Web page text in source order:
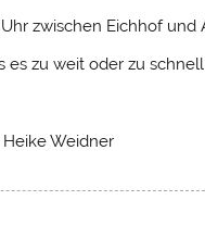
zwischen Eichhof
es zu weit oder zu
Weidner